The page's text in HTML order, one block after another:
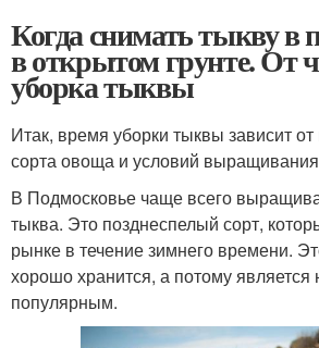
Когда снимать тыкву в
в открытом грунте. От
уборка тыквы
Итак, время уборки тыквы зависит
сорта овоща и условий
В Подмосковье чаще всего
тыква. Это позднеспелый сорт,
рынке в течение зимнего времени.
хорошо хранится, а потому является
популярным.